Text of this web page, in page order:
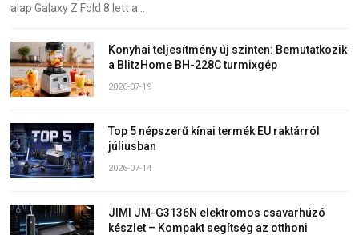
alap Galaxy Z Fold 8 lett a…
Konyhai teljesítmény új szinten: Bemutatkozik
a BlitzHome BH-228C turmixgép
2026-07-19
Top 5 népszerű kínai termék EU raktárról
júliusban
2026-07-14
JIMI JM-G3136N elektromos csavarhúzó
készlet – Kompakt segítség az otthoni